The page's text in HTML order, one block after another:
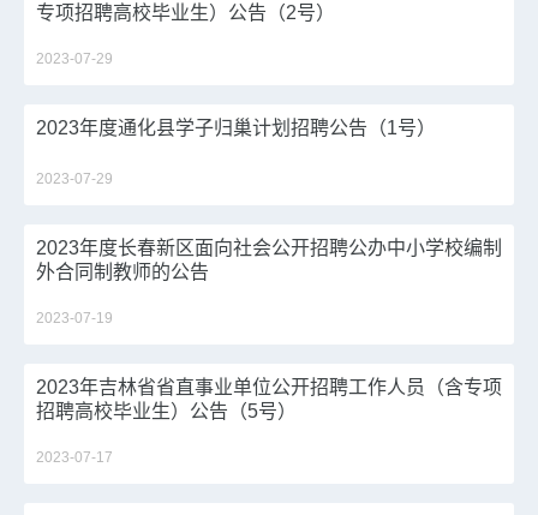
专项招聘高校毕业生）公告（2号）
2023-07-29
2023年度通化县学子归巢计划招聘公告（1号）
2023-07-29
2023年度长春新区面向社会公开招聘公办中小学校编制
外合同制教师的公告
2023-07-19
2023年吉林省省直事业单位公开招聘工作人员（含专项
招聘高校毕业生）公告（5号）
2023-07-17